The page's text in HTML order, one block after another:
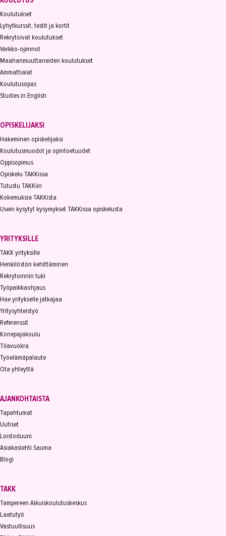
Koulutukset
Lyhytkurssit, testit ja kortit
Rekrytoivat koulutukset
Verkko-opinnot
Maahanmuuttaneiden koulutukset
Ammattialat
Koulutusopas
Studies in English
OPISKELIJAKSI
Hakeminen opiskelijaksi
Koulutusmuodot ja opintoetuudet
Oppisopimus
Opiskelu TAKKissa
Tutustu TAKKiin
Kokemuksia TAKKista
Usein kysytyt kysymykset TAKKissa opiskelusta
YRITYKSILLE
TAKK yrityksille
Henkilöstön kehittäminen
Rekrytoinnin tuki
Työpaikkaohjaus
Hae yritykselle jatkajaa
Yritysyhteistyö
Referenssit
Konepajakoulu
Tilavuokra
Työelämäpalaute
Ota yhteyttä
AJANKOHTAISTA
Tapahtumat
Uutiset
Loistoduuni
Asiakaslehti Sauma
Blogi
TAKK
Tampereen Aikuiskoulutuskeskus
Laatutyö
Vastuullisuus